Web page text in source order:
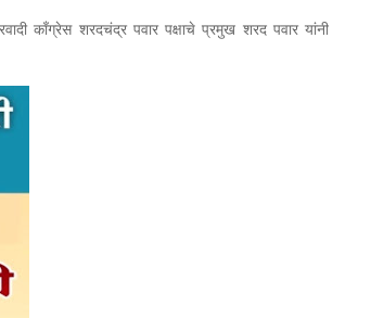
काँग्रेस शरदचंद्र पवार पक्षाचे प्रमुख शरद पवार यांनी